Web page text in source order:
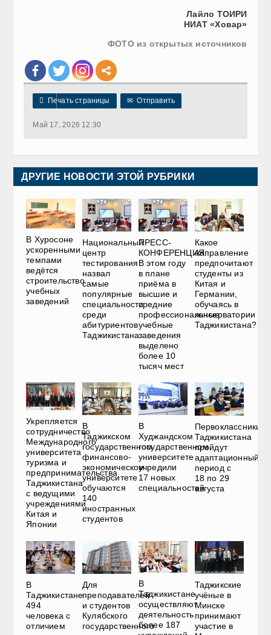
Лайло ТОИРИ
НИАТ «Ховар»
ФОТО из открытых источников
 Печать страницы ✉ Отправить
Май 17, 2026 12:30
ДРУГИЕ НОВОСТИ ЭТОЙ РУБРИКИ
В Хуросоне
ускоренными
темпами
ведётся
строительство
учебных
заведений
Национальный
центр
тестирования
назвал
самые
популярные
специальности
среди
абитуриентов
Таджикистана
ПРЕСС-
КОНФЕРЕНЦИЯ.
В этом году
в плане
приёма в
высшие и
средние
профессиональные
учебные
заведения
выделено
более 10
тысяч мест
Какое
направление
предпочитают
студенты из
Китая и
Германии,
обучаясь в
консерватории
Таджикистана?
Укрепляется
сотрудничество
Международного
университета
туризма и
предпринимательства
Таджикистана
с ведущими
учреждениями
Китая и
Японии
В
Таджикском
государственном
финансово-
экономическом
университете
обучаются
140
иностранных
студентов
В
Худжандском
государственном
университете
учредили
17 новых
специальностей
Первоклассники
Таджикистана
пройдут
адаптационный
период с
18 по 29
августа
В
Таджикистане
494
человека с
отличием
Для
преподавателей
и студентов
Кулябского
государственного
В
Таджикистане
осуществляют
деятельность
более 187
Таджикские
учёные в
Минске
принимают
участие в